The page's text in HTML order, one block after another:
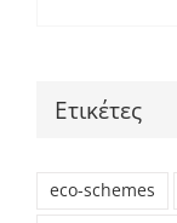
Ετικέτες
eco-schemes